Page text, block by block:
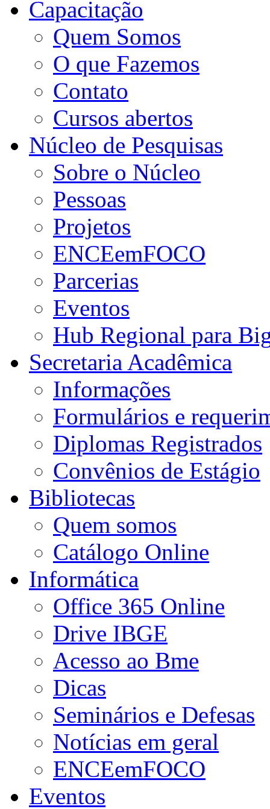
Capacitação
Quem Somos
O que Fazemos
Contato
Cursos abertos
Núcleo de Pesquisas
Sobre o Núcleo
Pessoas
Projetos
ENCEemFOCO
Parcerias
Eventos
Hub Regional para
Secretaria Acadêmica
Informações
Formulários e
Diplomas Registrados
Convênios de Estágio
Bibliotecas
Quem somos
Catálogo Online
Informática
Office 365 Online
Drive IBGE
Acesso ao Bme
Dicas
Seminários e Defesas
Notícias em geral
ENCEemFOCO
Eventos